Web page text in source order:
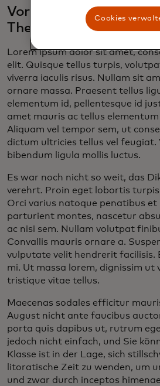
Vorlage für eine
Thema Thought
Lorem ipsum dolor sit amet,
elit. Quisque tellus turpis,
viverra iaculis risus. Nullam sit
ornare massa. Praesent tellus
elementum id, pellentesque id
amet mauris ac tellus
Aliquam vel tempor sem, ut
dictum ultricies tellus vel feugiat.
bibendum ligula mollis luctus.
Es war noch nicht so weit, das
verehrt. Proin eget lobortis
Orci varius natoque penatibus et
parturient montes, nascetur
ac nisi sem. Nullam volutpat
Convallis mauris ornare a.
vulputate velit hendrerit facilisis.
mi. Ut massa lorem, dignissim ut
tristique vitae tellus.
Maecenas sodales efficitur
August nicht ante faucibus
porta quis dapibus ut, rutrum
jedoch nicht einfach, und Sie
Klasse ist in der Lage, sich
litoratische Zeit zu wenden, um
und zwar durch inceptos
Cookies